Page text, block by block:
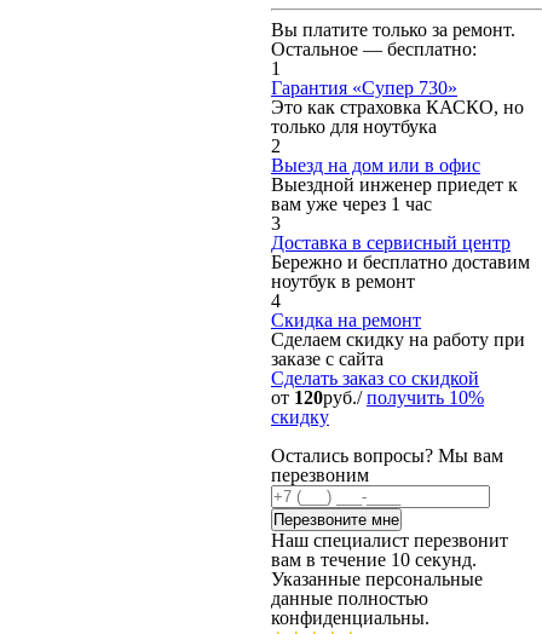
Вы платите только за ремонт.
Остальное — бесплатно:
1
Гарантия «Супер 730»
Это как страховка КАСКО, но
только для ноутбука
2
Выезд на дом или в офис
Выездной инженер приедет к
вам уже через 1 час
3
Доставка в сервисный центр
Бережно и бесплатно доставим
ноутбук в ремонт
4
Скидка на ремонт
Сделаем скидку на работу при
заказе с сайта
Сделать заказ со скидкой
от 120руб./получить 10%
скидку
Остались вопросы? Мы вам
перезвоним
Наш специалист перезвонит
вам в течение 10 секунд.
Указанные персональные
данные полностью
конфиденциальны.